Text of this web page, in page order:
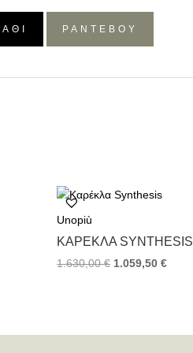
ΡΑΝΤΕΒΟΥ
Unopiù
ΚΑΡΈΚΛΑ SYNTHESIS
1.630,00€ 1.059,50€